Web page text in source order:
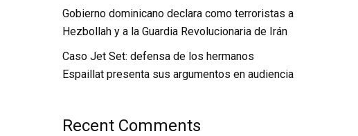
Gobierno dominicano declara como terroristas a
Hezbollah y a la Guardia Revolucionaria de Irán
Caso Jet Set: defensa de los hermanos
Espaillat presenta sus argumentos en audiencia
Recent Comments